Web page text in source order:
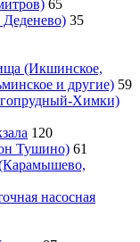
65
35
(Икшинское,
и другие) 59
Химки)
120
Тушино) 61
насосная